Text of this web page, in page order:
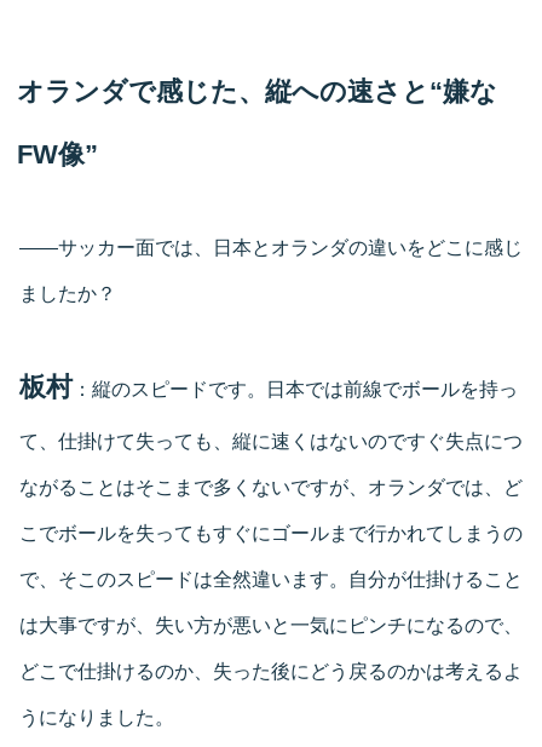
オランダで感じた、縦への速さと“嫌な
FW像”
――サッカー面では、日本とオランダの違いをどこに感じ
ましたか？
板村 ：縦のスピードです。日本では前線でボールを持っ
て、仕掛けて失っても、縦に速くはないのですぐ失点につ
ながることはそこまで多くないですが、オランダでは、ど
こでボールを失ってもすぐにゴールまで行かれてしまうの
で、そこのスピードは全然違います。自分が仕掛けること
は大事ですが、失い方が悪いと一気にピンチになるので、
どこで仕掛けるのか、失った後にどう戻るのかは考えるよ
うになりました。